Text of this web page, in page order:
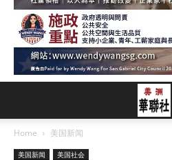
Home 美国新闻
美国新闻 美国社会